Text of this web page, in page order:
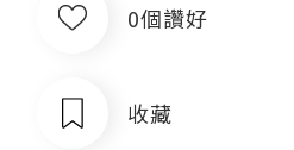
0個讚好
收藏